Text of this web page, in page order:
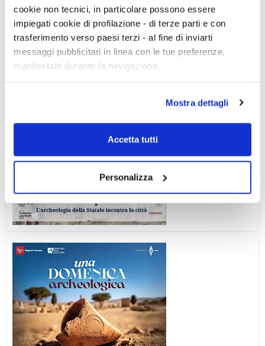
cookie non tecnici, in particolare possono essere
impiegati cookie di profilazione - di terze parti e con
trasferimento verso paesi terzi - al fine di inviarti
messaggi pubblicitari in linea con le tue preferenze,
manifestate durante la navigazione.
scelte privacy sui cookie, ti invitiamo a prendere visione
dell’informativa cookie.
Chiudendo il banner tramite la “X” prosegui la
dei soli cookie tecnici. Selezionando “Accetta tutti” presti
il tuo consenso alla profilazione che potrai revocare in
ogni momentoRevoca
Mostra dettagli
Accetta tutti
Personalizza
Ciclo di conferenze